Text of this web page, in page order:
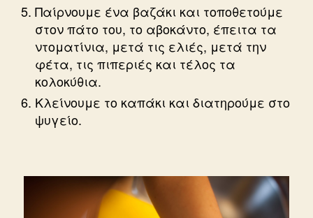
Παίρνουμε ένα βαζάκι και τοποθετούμε
στον πάτο του, το αβοκάντο, έπειτα τα
ντοματίνια, μετά τις ελιές, μετά την
φέτα, τις πιπεριές και τέλος τα
κολοκύθια.
Κλείνουμε το καπάκι και διατηρούμε στο
ψυγείο.